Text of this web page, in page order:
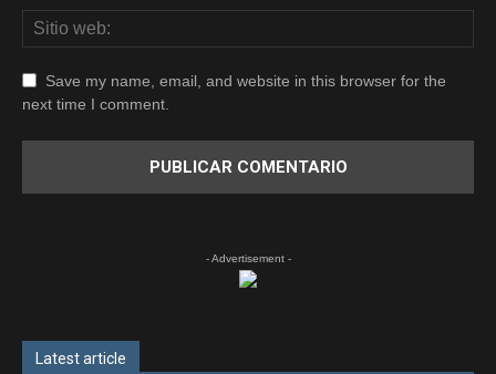
Save my name, email, and website in this browser for the
next time I comment.
- Advertisement -
Latest article